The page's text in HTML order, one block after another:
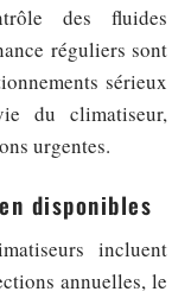
des fluides
réguliers sont
sérieux
du climatiseur,
urgentes.
disponibles
incluent
annuelles, le